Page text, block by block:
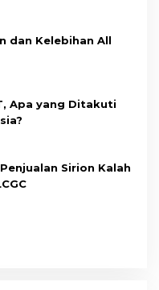
dan Kelebihan All
Apa yang Ditakuti
Sirion Kalah